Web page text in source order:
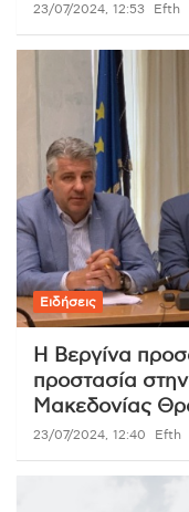
23/07/2024, 12:53 Efth
Ειδήσεις
Η Βεργίνα
προστασία
Μακεδονίας
23/07/2024, 12:40 Efth